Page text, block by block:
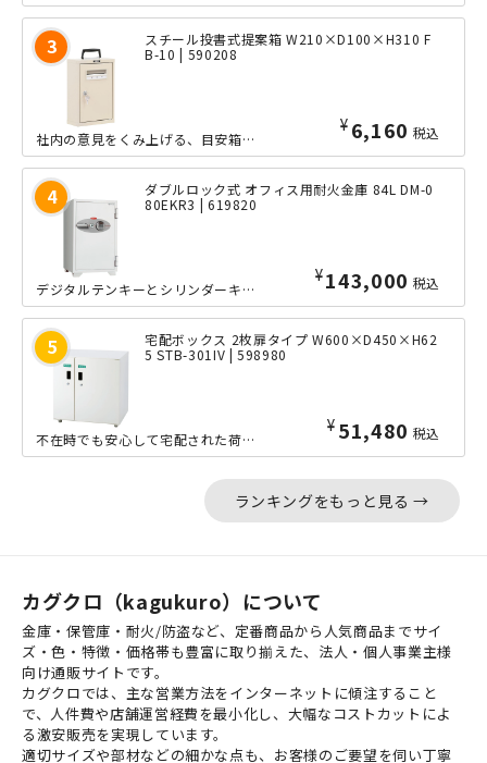
スチール投書式提案箱 W210×D100×H310 F
B-10 | 590208
¥ 6,160 税込
社内の意見をくみ上げる、目安箱や投票箱として幅広くご使用いただける、ポータブルな...
ダブルロック式 オフィス用耐火金庫 84L DM-0
80EKR3 | 619820
¥143,000 税込
デジタルテンキーとシリンダーキーによるダブルロック式を採用した、オフィス用耐火金...
宅配ボックス 2枚扉タイプ W600×D450×H62
5 STB-301IV | 598980
¥ 51,480 税込
不在時でも安心して宅配された荷物を受け取ることができる、昨今話題の宅配ボックスの...
ランキングをもっと見る →
カグクロ（kagukuro）について
金庫・保管庫・耐火/防盗など、定番商品から人気商品までサイ
ズ・色・特徴・価格帯も豊富に取り揃えた、法人・個人事業主様
向け通販サイトです。
カグクロでは、主な営業方法をインターネットに傾注すること
で、人件費や店舗運営経費を最小化し、大幅なコストカットによ
る激安販売を実現しています。
適切サイズや部材などの細かな点も、お客様のご要望を伺い丁寧